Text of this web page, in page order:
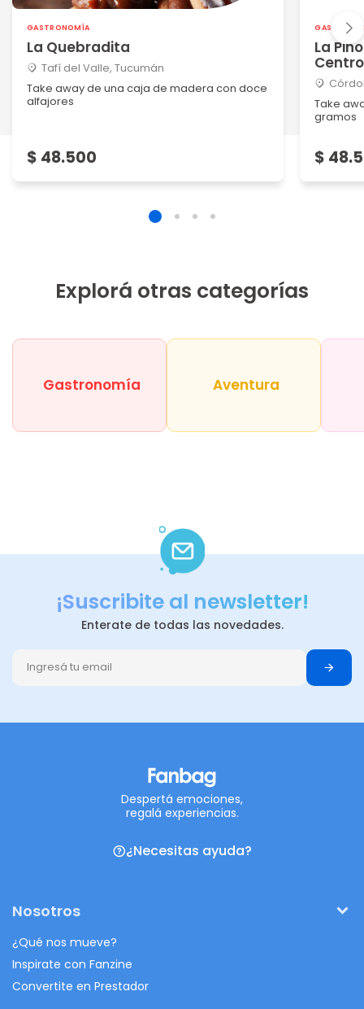
GASTRONOMÍA
La Quebradita
Tafí del Valle, Tucumán
Take away de una caja de madera con doce
alfajores
$ 48.500
La
Take
gramos
$
Explorá otras categorías
Gastronomía Aventura
¡Suscribite al newsletter!
Enterate de todas las novedades.
Despertá emociones,
regalá experiencias.
¿Necesitas ayuda?
Nosotros
¿Qué nos mueve?
Inspirate con Fanzine
Convertite en Prestador